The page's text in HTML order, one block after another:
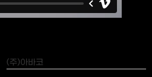
(주)아바코